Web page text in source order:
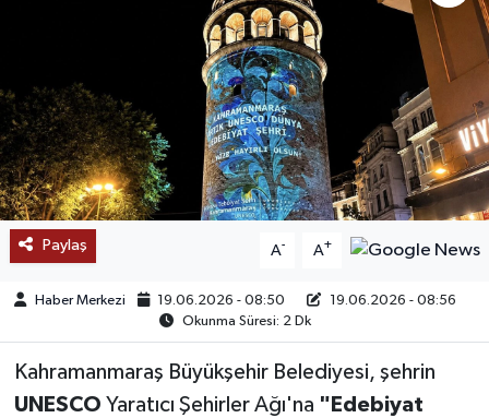
Paylaş A- A+
Haber Merkezi 19.06.2026 - 08:50
19.06.2026 - 08:56
Okunma Süresi: 2 Dk
Kahramanmaraş Büyükşehir Belediyesi, şehrin
UNESCO Yaratıcı Şehirler Ağı'na "Edebiyat
BÖLGE
KEŞFET
POPÜLER
DÜNYA
MEDYA